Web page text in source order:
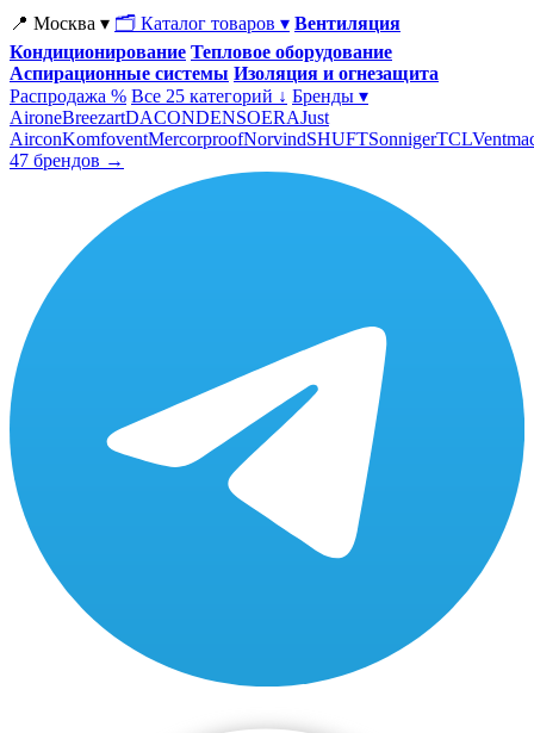
📍 Москва ▾ 🗂 Каталог товаров ▾ Вентиляция
Кондиционирование Тепловое оборудование
Аспирационные системы Изоляция и огнезащита
Распродажа % Все 25 категорий ↓ Бренды ▾
AironeBreezartDACONDENSOERAJust
AirconKomfoventMercorproofNorvindSHUFTSonnigerTCL
47 брендов →